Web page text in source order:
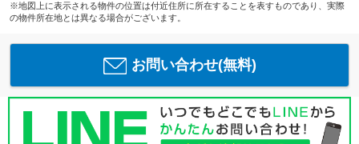
※地図上に表示される物件の位置は付近住所に所在することを表すものであり、実際
の物件所在地とは異なる場合がございます。
お問い合わせ(無料)